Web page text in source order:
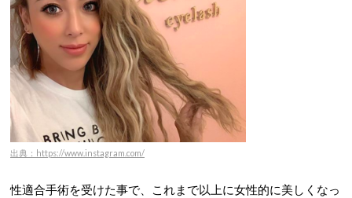
出典：https://www.instagram.com/
性適合手術を受けた事で、これまで以上に女性的に美しくなっ